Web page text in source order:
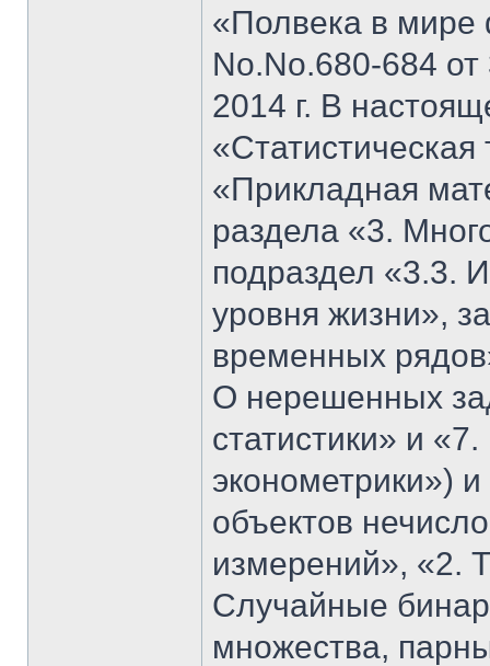
«Полвека в мире
No.No.680-684
2014 г. В
«Прикладная
раздела «3.
подраздел «3.3.
уровня жизни»,
временных
О нерешенных
статистики» и
эконометрики»)
объектов
измерений», «2.
Случайные
множества,